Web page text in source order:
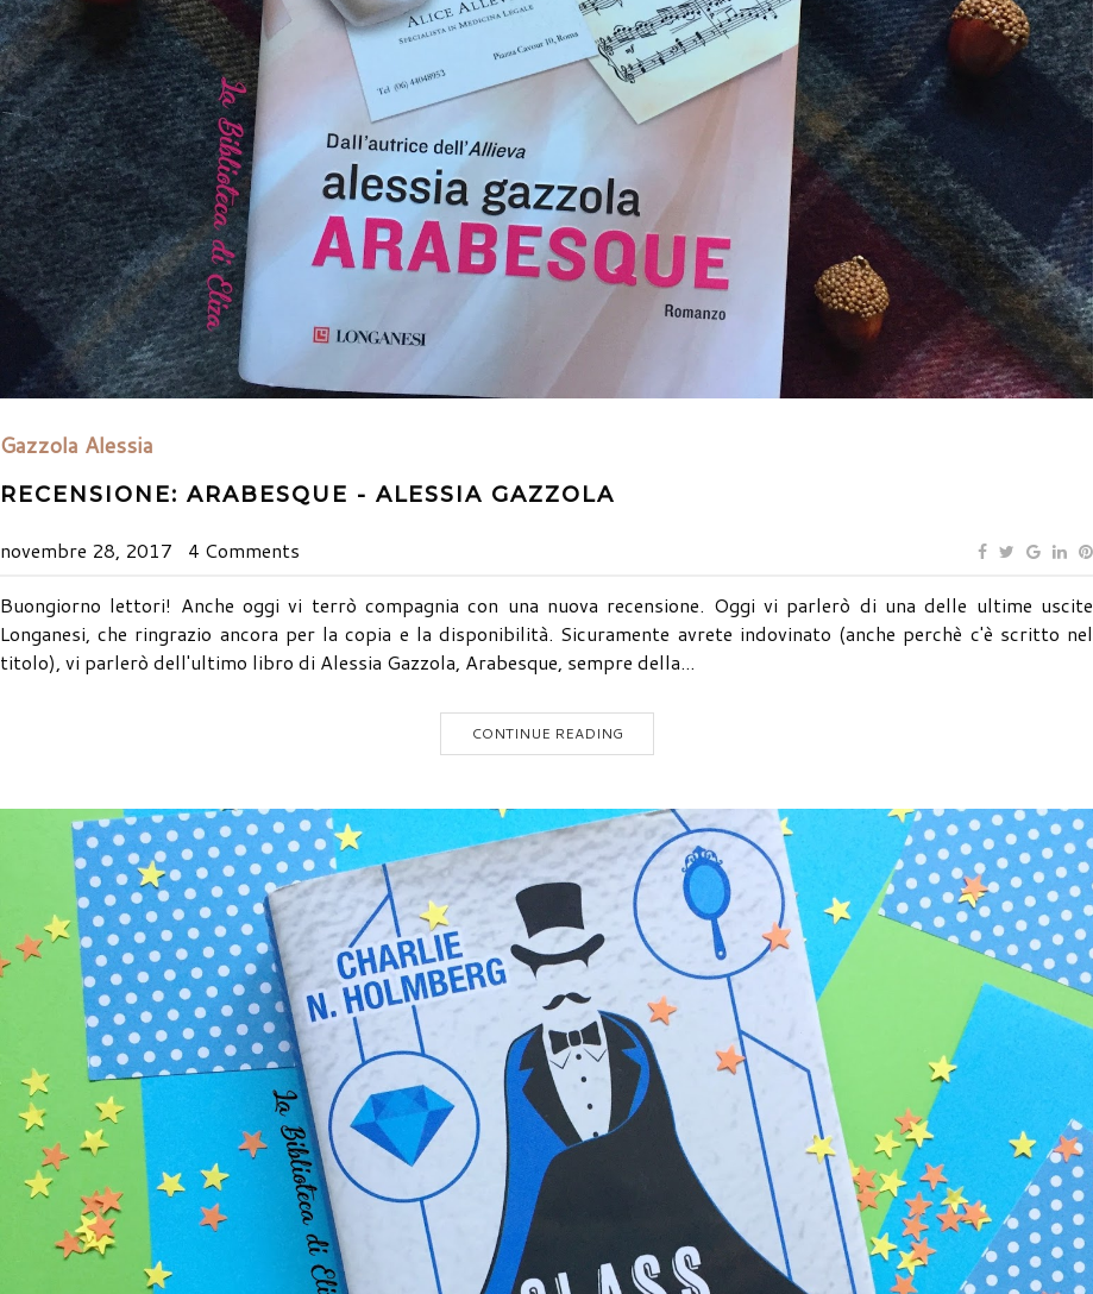
Gazzola Alessia
RECENSIONE: ARABESQUE - ALESSIA GAZZOLA
novembre 28, 2017
4 Comments
Buongiorno lettori! Anche oggi vi terrò compagnia con una nuova recensione. Oggi vi parlerò di una delle ultime uscite
Longanesi, che ringrazio ancora per la copia e la disponibilità. Sicuramente avrete indovinato (anche perchè c'è scritto nel
titolo), vi parlerò dell'ultimo libro di Alessia Gazzola, Arabesque, sempre della...
CONTINUE READING